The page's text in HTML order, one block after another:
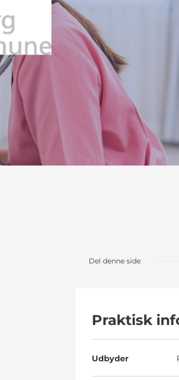
Del denne side
Praktisk
Udbyder